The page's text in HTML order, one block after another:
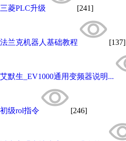
三菱PLC升级 [241]
法兰克机器人基础教程 [137]
艾默生_EV1000通用变频器说明...
初级rol指令 [246]